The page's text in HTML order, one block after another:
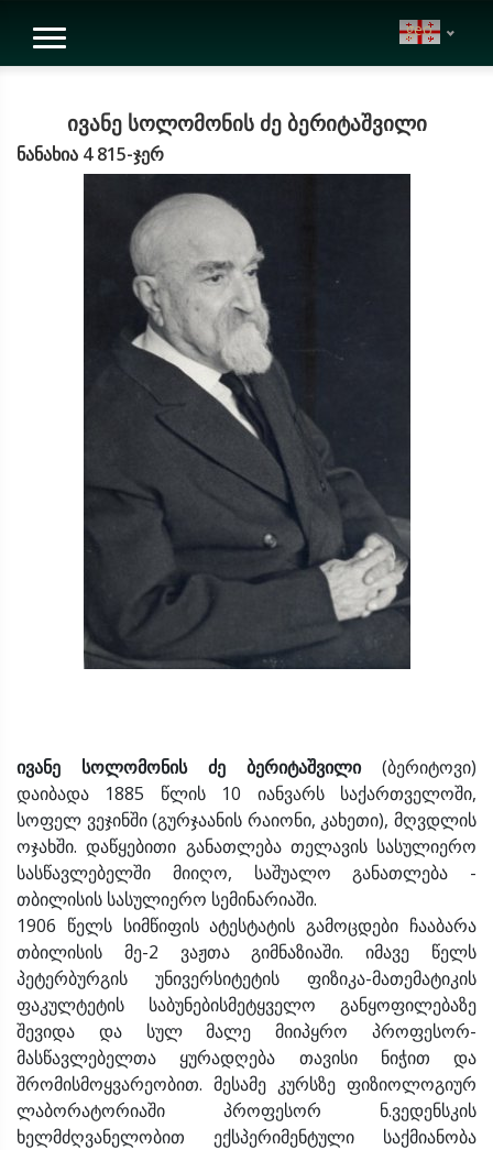
geo
ივანე სოლომონის ძე ბერიტაშვილი
ნანახია 4 815-ჯერ
ივანე სოლომონის ძე ბერიტაშვილი(ბერიტოვი)
დაიბადა 1885 წლის 10 იანვარს საქართველოში,
სოფელ ვეჯინში (გურჯაანის რაიონი, კახეთი), მღვდლის
ოჯახში. დაწყებითი განათლება თელავის სასულიერო
სასწავლებელში მიიღო, საშუალო განათლება -
თბილისის სასულიერო სემინარიაში.
1906 წელს სიმწიფის ატესტატის გამოცდები ჩააბარა
თბილისის მე-2 ვაჟთა გიმნაზიაში. იმავე წელს
პეტერბურგის უნივერსიტეტის ფიზიკა-მათემატიკის
ფაკულტეტის საბუნებისმეტყველო განყოფილებაზე
შევიდა და სულ მალე მიიპყრო პროფესორ-
მასწავლებელთა ყურადღება თავისი ნიჭით და
შრომისმოყვარეობით. მესამე კურსზე ფიზიოლოგიურ
ლაბორატორიაში პროფესორ ნ.ვედენსკის
ხელმძღვანელობით ექსპერიმენტული საქმიანობა